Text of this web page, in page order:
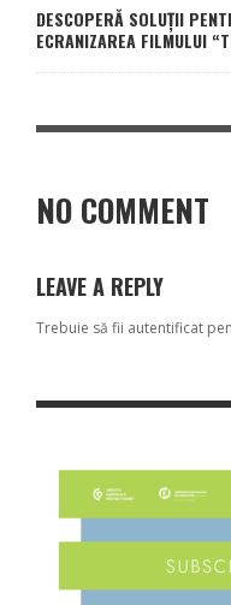
DESCOPERĂ SOLUȚII
ECRANIZAREA FILMULUI
NO COMMENT
LEAVE A REPLY
Trebuie să fii autentificat